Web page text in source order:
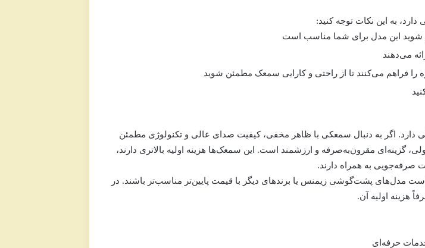
به این نکات توجه کنید:
دارد. اگر به دنبال سمعکی با ظاهر مخفی، کیفیت صدای عالی و تکنولوژی مطمئن
گزینه‌ای مقرون‌به‌صرفه و ارزشمند است. این سمعک‌ها هزینه اولیه بالاتری دارند،
صرفه‌جویی به همراه دارند.
مدل‌های پشت‌گوشی زیمنس یا برندهای دیگر با قیمت پایین‌تر مناسب‌تر باشند. در
هزینه اولیه آن.